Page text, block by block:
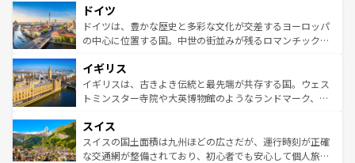
せる。地方によって風土や気候が異なるスペインはその個
性で訪れる人を魅了する。 なお、新着のスペイン情報は コ
ンテンツ一覧を参照してほしい。
で、幅広い魅力が詰まっている。華麗な宮殿、歴史的な大
聖堂、美しいビーチ、そして豊かな自然が、訪れる者を心
から魅了する。また、フランスは美食の国としても知ら
いる。シャンパンの発祥地であるランス、プロヴァンスの
香り高いラベンダー畑など、多彩な楽しみ方が可能だ。さ
らに、パリ以外の地域にも魅力が溢れており、どの街角に
れる地方に足を運ぶとそれぞれで全く異なる文化を体験で
きるだろう。 なお、新着のフランス情報はコンテンツ一覧
を参照してほしい。
ドイツ
ドイツは、豊かな歴史と多彩な文化が交差するヨーロッパ
の中心に位置する国。中世の街並みが残るロマンチック街
顔を持つこの国は、どこを歩いても飽きることがない。ベ
ルリンの文化的活気、バイエルン州のアルプスの絶景、そ
してライン川沿いのワイン畑といった風景は必見。ビール
は、お酒好きな人にはぜひ体験してほしい。 なお、新着の
ドイツ情報はコンテンツ一覧を参照してほしい。
イギリス
イギリスは、古きよき伝統と最先端が共存する国。ウェス
トミンスター寺院や大英博物館のようなランドマーク、歴
リアごとに異なる魅力がある。また、優雅なアフタヌーン
ティー、ビール好きにはたまらない英国パブ、サッカー観
戦など、本場だからこそできる体験も豊富。イギリスを旅
スイス
スイスの国土面積は九州ほどの広さだが、運行時刻が正確
な交通網が整備されており、初心者でも安心して個人旅行